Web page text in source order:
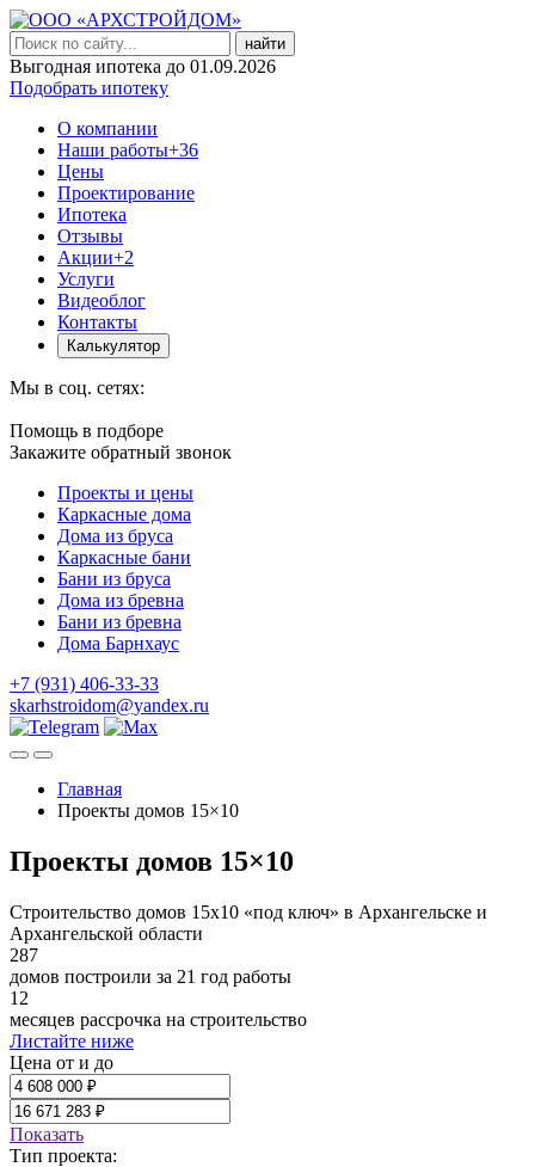
найти
Выгодная ипотека до 01.09.2026
Подобрать ипотеку
О компании
Наши работы+36
Цены
Проектирование
Ипотека
Отзывы
Акции+2
Услуги
Видеоблог
Контакты
Калькулятор
Мы в соц. сетях:
Помощь в подборе
Закажите обратный звонок
Проекты и цены
Каркасные дома
Дома из бруса
Каркасные бани
Бани из бруса
Дома из бревна
Бани из бревна
Дома Барнхаус
+7 (931) 406-33-33
skarhstroidom@yandex.ru
Главная
Проекты домов 15×10
Проекты домов 15×10
Строительство домов 15х10 «под ключ» в Архангельске и
Архангельской области
287
домов построили за 21 год работы
12
месяцев рассрочка на строительство
Листайте ниже
Цена от и до
Показать
Тип проекта: